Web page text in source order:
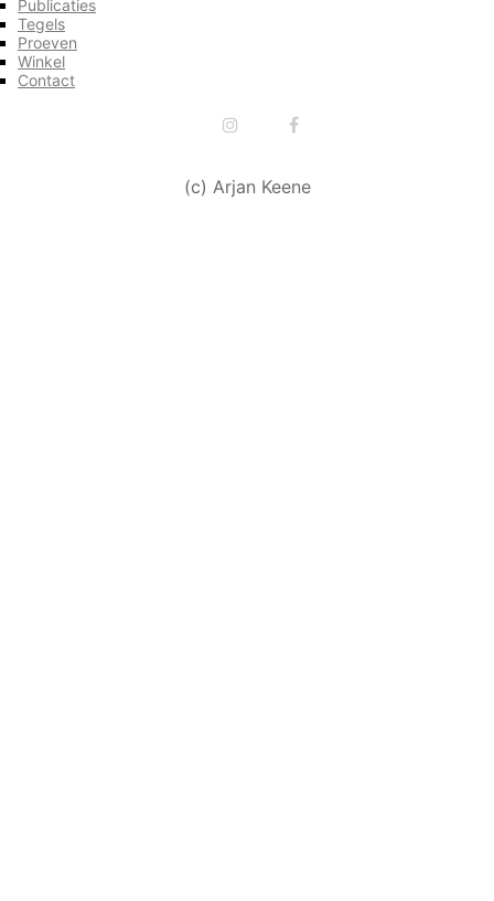
Publicaties
Tegels
Proeven
Winkel
Contact
(c) Arjan Keene